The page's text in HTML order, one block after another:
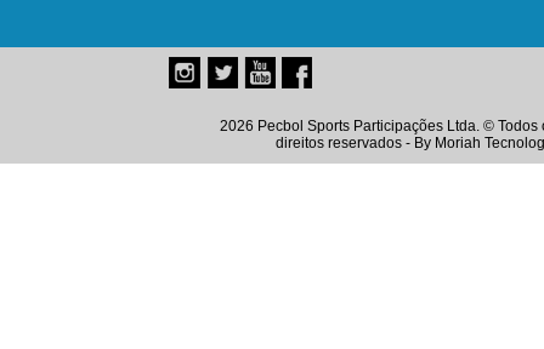
2026 Pecbol Sports Participações Ltda. © Todos
direitos reservados - By Moriah